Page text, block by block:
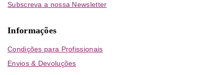
Subscreva a nossa Newsletter
Informações
Condições para Profissionais
Envios & Devoluções